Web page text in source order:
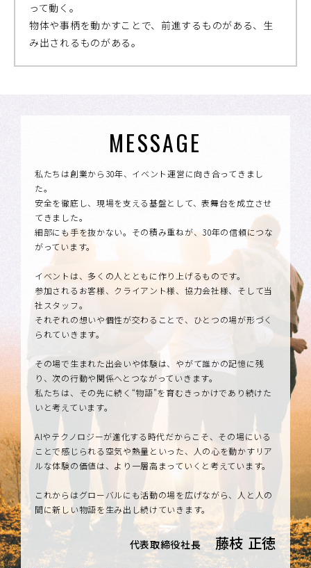
って動く。
物体や事柄を動かすことで、前進するものがある、生
み出されるものがある。
MESSAGE
私たちは創業から30年、イベント運営に向き合ってきまし
た。
安全を徹底し、現場を支える基盤として、表舞台を成立させ
てきました。
細部にも手を抜かない。その積み重ねが、30年の信頼につな
がっています。
イベントは、多くの人とともに作り上げるものです。
参加されるお客様、クライアント様、協力会社様、そして当
社スタッフ。
それぞれの想いや個性が交わることで、ひとつの場が形づく
られていきます。
その場で生まれた出会いや体験は、やがて誰かの記憶に残
り、次の行動や関係へとつながっていきます。
私たちは、その先に続く“物語”を育むきっかけであり続けた
いと考えています。
AIやテクノロジーが進化する時代だからこそ、その場にいる
ことで感じられる空気や熱量といった、人の心を動かすリア
ルな体験の価値は、より一層高まっていくと考えています。
これからはグローバルにも活動の場を広げながら、人と人の
間に新しい物語を生み出し続けていきます。
代表取締役社長 藤枝 正徳